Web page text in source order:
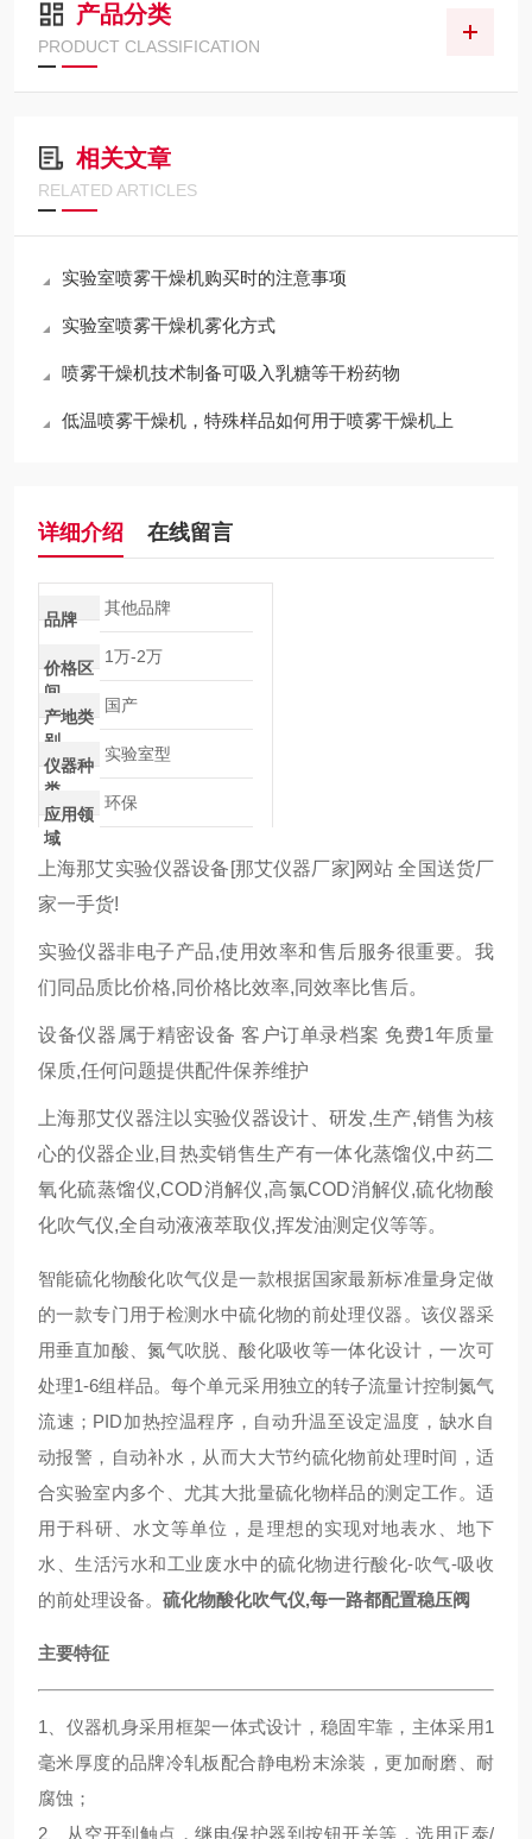
产品分类
PRODUCT CLASSIFICATION
相关文章
RELATED ARTICLES
实验室喷雾干燥机购买时的注意事项
实验室喷雾干燥机雾化方式
喷雾干燥机技术制备可吸入乳糖等干粉药物
低温喷雾干燥机，特殊样品如何用于喷雾干燥机上
详细介绍 在线留言
品牌
其他品牌
价格区
间
1万-2万
产地类
别
国产
仪器种
类
实验室型
应用领
域
环保
上海那艾实验仪器设备[那艾仪器厂家]网站 全国送货厂
家一手货!
实验仪器非电子产品,使用效率和售后服务很重要。我
们同品质比价格,同价格比效率,同效率比售后。
设备仪器属于精密设备 客户订单录档案 免费1年质量
保质,任何问题提供配件保养维护
上海那艾仪器注以实验仪器设计、研发,生产,销售为核
心的仪器企业,目热卖销售生产有一体化蒸馏仪,中药二
氧化硫蒸馏仪,COD消解仪,高氯COD消解仪,硫化物酸
化吹气仪,全自动液液萃取仪,挥发油测定仪等等。
智能硫化物酸化吹气仪是一款根据国家最新标准量身定做
的一款专门用于检测水中硫化物的前处理仪器。该仪器采
用垂直加酸、氮气吹脱、酸化吸收等一体化设计，一次可
处理1-6组样品。每个单元采用独立的转子流量计控制氮气
流速；PID加热控温程序，自动升温至设定温度，缺水自
动报警，自动补水，从而大大节约硫化物前处理时间，适
合实验室内多个、尤其大批量硫化物样品的测定工作。适
用于科研、水文等单位，是理想的实现对地表水、地下
水、生活污水和工业废水中的硫化物进行酸化-吹气-吸收
的前处理设备。 硫化物酸化吹气仪,每一路都配置稳压阀
主要特征
1、仪器机身采用框架一体式设计，稳固牢靠，主体采用1
毫米厚度的品牌冷轧板配合静电粉末涂装，更加耐磨、耐
腐蚀；
2、从空开到触点，继电保护器到按钮开关等，选用正泰/